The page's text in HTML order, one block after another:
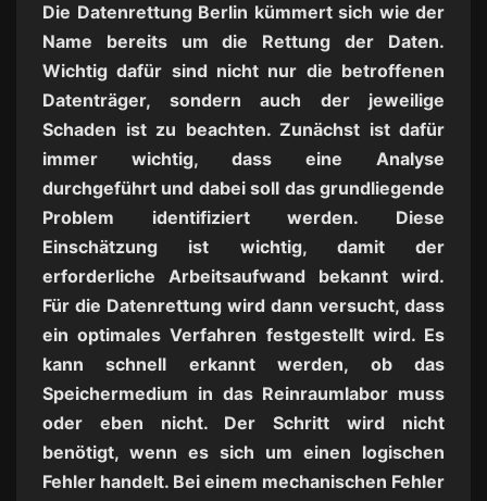
Die Datenrettung Berlin kümmert sich wie der
Name bereits um die Rettung der Daten.
Wichtig dafür sind nicht nur die betroffenen
Datenträger, sondern auch der jeweilige
Schaden ist zu beachten. Zunächst ist dafür
immer wichtig, dass eine Analyse
durchgeführt und dabei soll das grundliegende
Problem identifiziert werden. Diese
Einschätzung ist wichtig, damit der
erforderliche Arbeitsaufwand bekannt wird.
Für die Datenrettung wird dann versucht, dass
ein optimales Verfahren festgestellt wird. Es
kann schnell erkannt werden, ob das
Speichermedium in das Reinraumlabor muss
oder eben nicht. Der Schritt wird nicht
benötigt, wenn es sich um einen logischen
Fehler handelt. Bei einem mechanischen Fehler